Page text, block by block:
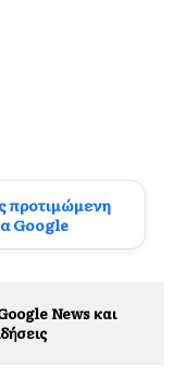
προτιμώμενη
Google
News και